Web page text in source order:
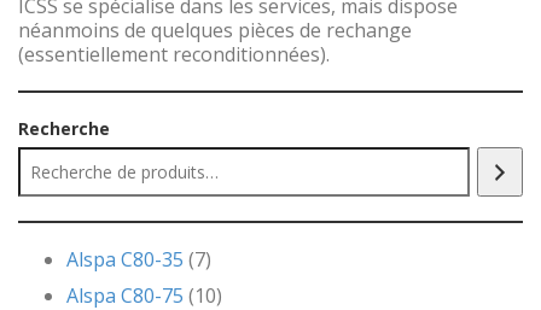
ICSS se spécialise dans les services, mais dispose
néanmoins de quelques pièces de rechange
(essentiellement reconditionnées).
Recherche
Alspa C80-35 7
Alspa C80-75 10